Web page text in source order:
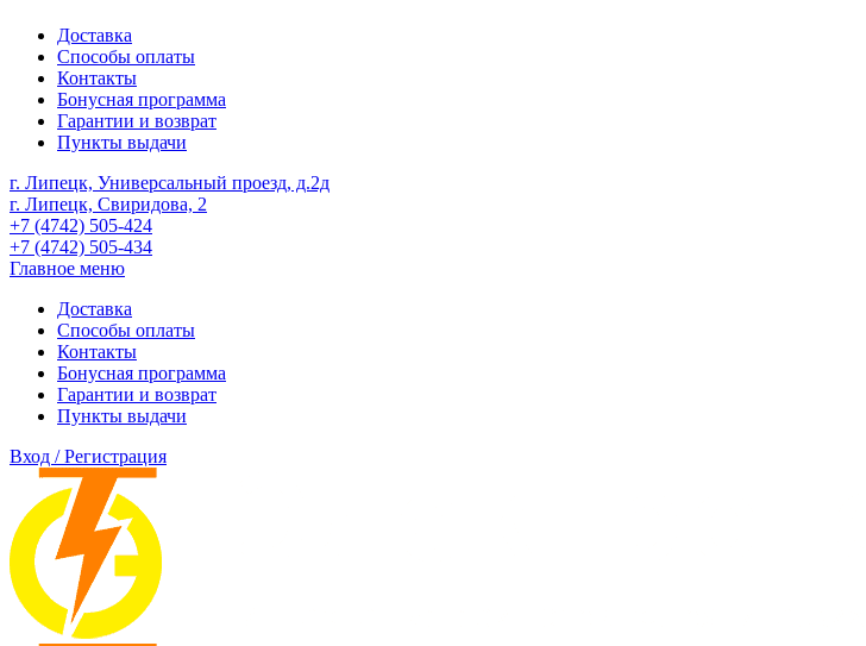
Доставка
Способы оплаты
Контакты
Бонусная программа
Гарантии и возврат
Пункты выдачи
г. Липецк, Универсальный проезд, д.2д
г. Липецк, Свиридова, 2
+7 (4742) 505-424
+7 (4742) 505-434
Главное меню
Доставка
Способы оплаты
Контакты
Бонусная программа
Гарантии и возврат
Пункты выдачи
Вход / Регистрация